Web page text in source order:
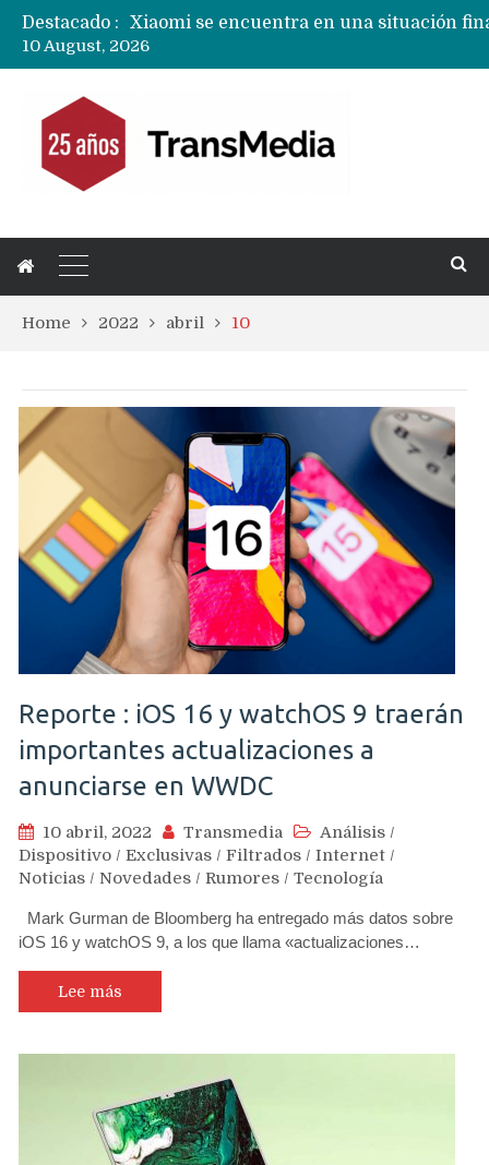
Destacado :
10 August, 2026
Home 2022 abril 10
Reporte : iOS 16 y watchOS 9 traerán
importantes actualizaciones a
anunciarse en WWDC
10 abril, 2022 Transmedia Análisis /
Dispositivo / Exclusivas / Filtrados / Internet /
Noticias / Novedades / Rumores / Tecnología
Mark Gurman de Bloomberg ha entregado más datos sobre
iOS 16 y watchOS 9, a los que llama «actualizaciones…
Lee más